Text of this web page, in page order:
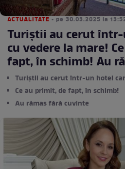
ACTUALITATE • pe 30.03.2025 la
Turiștii au cerut
cu vedere la mare!
fapt, în schimb! Au
Turiștii au cerut într-un hotel
Ce au primit, de fapt, în schimb!
Au rămas fără cuvinte